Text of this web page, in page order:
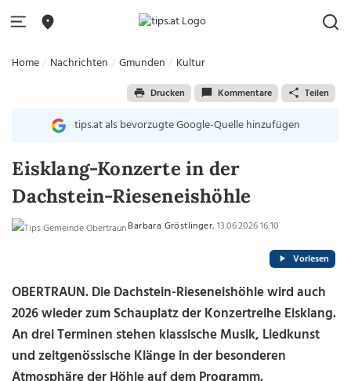
Home Nachrichten Gmunden Kultur
Drucken Kommentare Teilen
tips.at als bevorzugte Google-Quelle hinzufügen
Eisklang-Konzerte in der
Dachstein-Rieseneishöhle
Barbara Gröstlinger, 13.06.2026 16:10
Vorlesen
OBERTRAUN.Die Dachstein-Rieseneishöhle wird auch
2026 wieder zum Schauplatz der Konzertreihe Eisklang.
An drei Terminen stehen klassische Musik, Liedkunst
und zeitgenössische Klänge in der besonderen